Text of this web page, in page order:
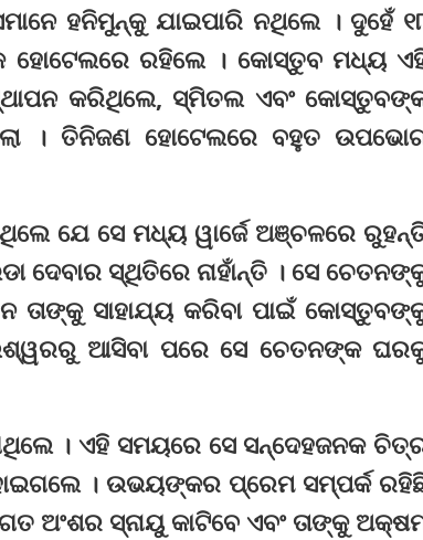
ହନିମୁନ୍‌କୁ ଯାଇପାରି ନଥିଲେ । ଦୁହେଁ
ହୋଟେଲରେ ରହିଲେ । କୋ‌ସ୍ତୁବ ମଧ୍ୟ
କରିଥିଲେ, ସ୍ମିତଲ ଏବଂ
। ତିନିଜଣ ହୋଟେଲରେ ବହୁତ
ଯେ ସେ ମଧ୍ୟ ୱାର୍ଜେ ଅଞ୍ଚଳରେ
ଦେବାର ସ୍ଥିତିରେ ନାହାଁନ୍ତି । ସେ
ତାଙ୍କୁ ସାହାଯ୍ୟ କରିବା ପାଇଁ
ଆସିବା ପରେ ସେ ଚେତନଙ୍କ
। ଏହି ସମୟରେ ସେ ସନ୍ଦେହଜନକ
। ଉଭୟଙ୍କର ପ୍ରେମ ସମ୍ପର୍କ
ଅଂଶର ସ୍ନାୟୁ କାଟିବେ ଏବଂ ତାଙ୍କୁ